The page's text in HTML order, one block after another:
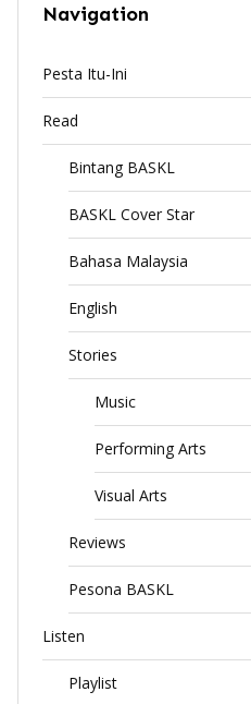
Navigation
Pesta Itu-Ini
Read
Bintang BASKL
BASKL Cover Star
Bahasa Malaysia
English
Stories
Music
Performing Arts
Visual Arts
Reviews
Pesona BASKL
Listen
Playlist